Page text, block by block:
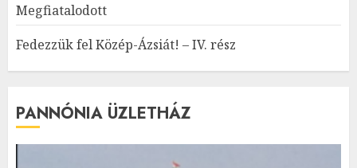
Megfiatalodott
Fedezzük fel Közép-Ázsiát! – IV. rész
PANNÓNIA ÜZLETHÁZ